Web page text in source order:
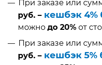
При заказе или
руб. – кешбэк 4%
можно до 20% от
При заказе или
руб. – кешбэк 5%